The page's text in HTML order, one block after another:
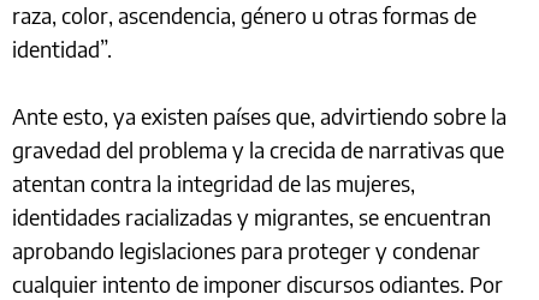
raza, color, ascendencia, género u otras formas de
identidad”.
Ante esto, ya existen países que, advirtiendo sobre la
gravedad del problema y la crecida de narrativas que
atentan contra la integridad de las mujeres,
identidades racializadas y migrantes, se encuentran
aprobando legislaciones para proteger y condenar
cualquier intento de imponer discursos odiantes. Por